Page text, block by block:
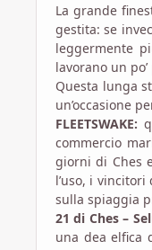
La grande
gestita: se
leggermente
lavorano un
Questa lunga
un’occasione
FLEETSWAKE:
commercio
giorni di Ches
l’uso, i
sulla spiaggia
21 di Ches –
una dea elfica